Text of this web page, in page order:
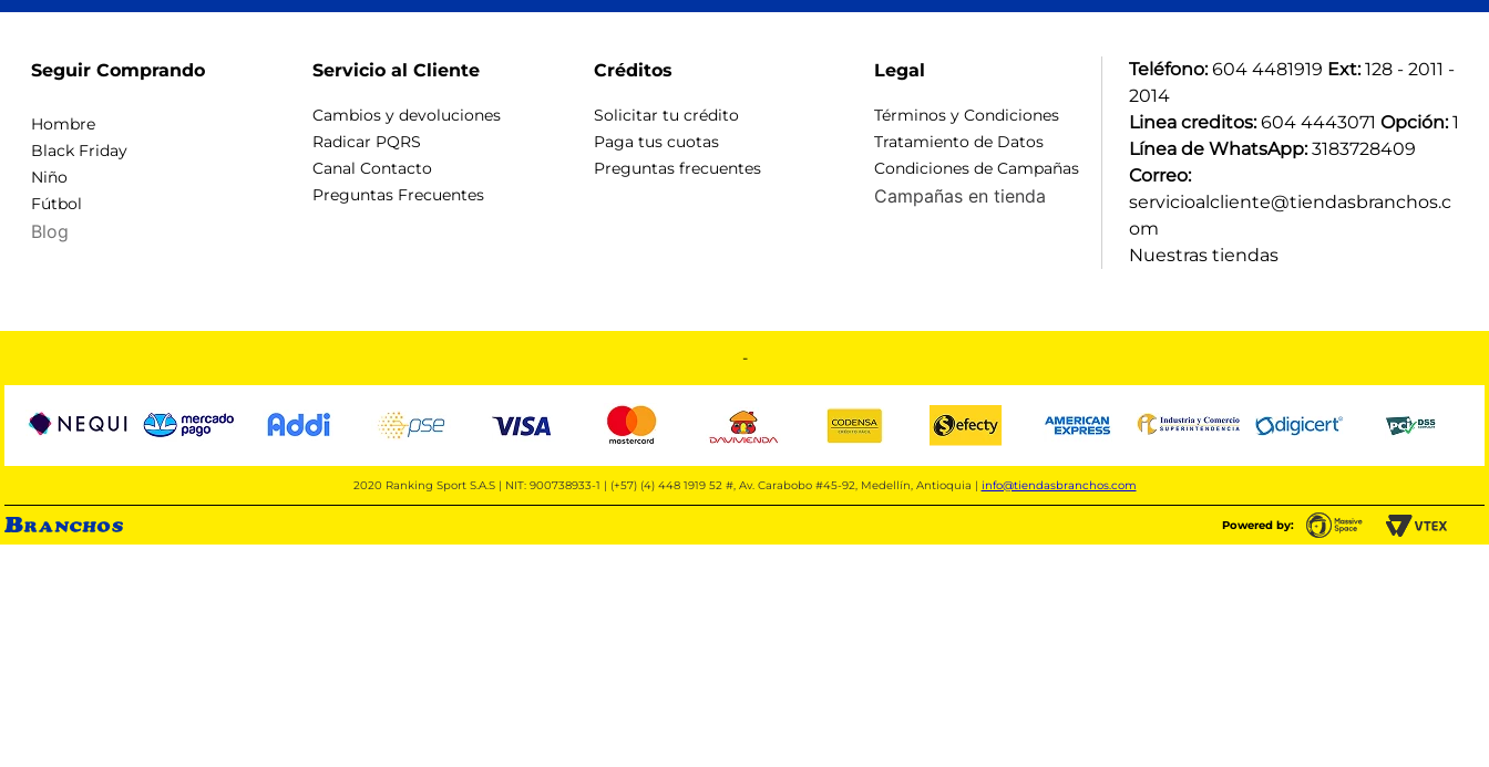
Seguir Comprando
Hombre
Black Friday
Niño
Fútbol
Blog
Servicio al Cliente
Cambios y devoluciones
Radicar PQRS
Canal Contacto
Preguntas Frecuentes
Créditos
Solicitar tu crédito
Paga tus cuotas
Preguntas frecuentes
Legal
Términos y Condiciones
Tratamiento de Datos
Condiciones de Campañas
Campañas en tienda
Teléfono: 604 4481919 Ext: 128 - 2011 -
2014
Linea creditos: 604 4443071 Opción: 1
Línea de WhatsApp: 3183728409
Correo:
servicioalcliente@tiendasbranchos.c
om
Nuestras tiendas
-
2020 Ranking Sport S.A.S | NIT: 900738933-1 | (+57) (4) 448 1919 52 #, Av. Carabobo #45-92, Medellín, Antioquia | info@tiendasbranchos.com
Powered by: